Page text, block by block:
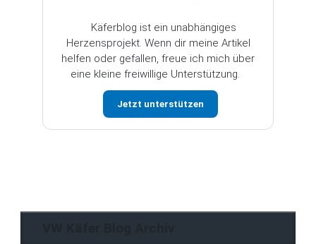
Käferblog ist ein unabhängiges
Herzensprojekt. Wenn dir meine Artikel
helfen oder gefallen, freue ich mich über
eine kleine freiwillige Unterstützung.
Jetzt unterstützen